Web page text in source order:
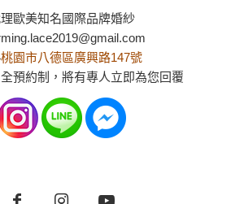
歐美知名國際品牌婚紗
桃園市八德區廣興路147號
預約制，將有專人立即為您回覆